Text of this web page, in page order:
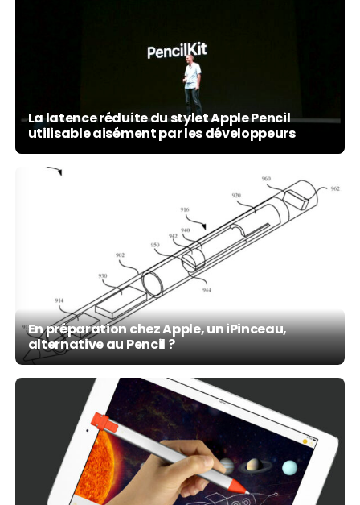
La latence réduite du stylet Apple Pencil
utilisable aisément par les développeurs
En préparation chez Apple, un iPinceau,
alternative au Pencil ?